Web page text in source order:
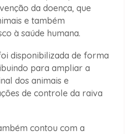
da doença, que
e também
à saúde humana.
disponibilizada de forma
para ampliar a
dos animais e
de controle da raiva
contou com a